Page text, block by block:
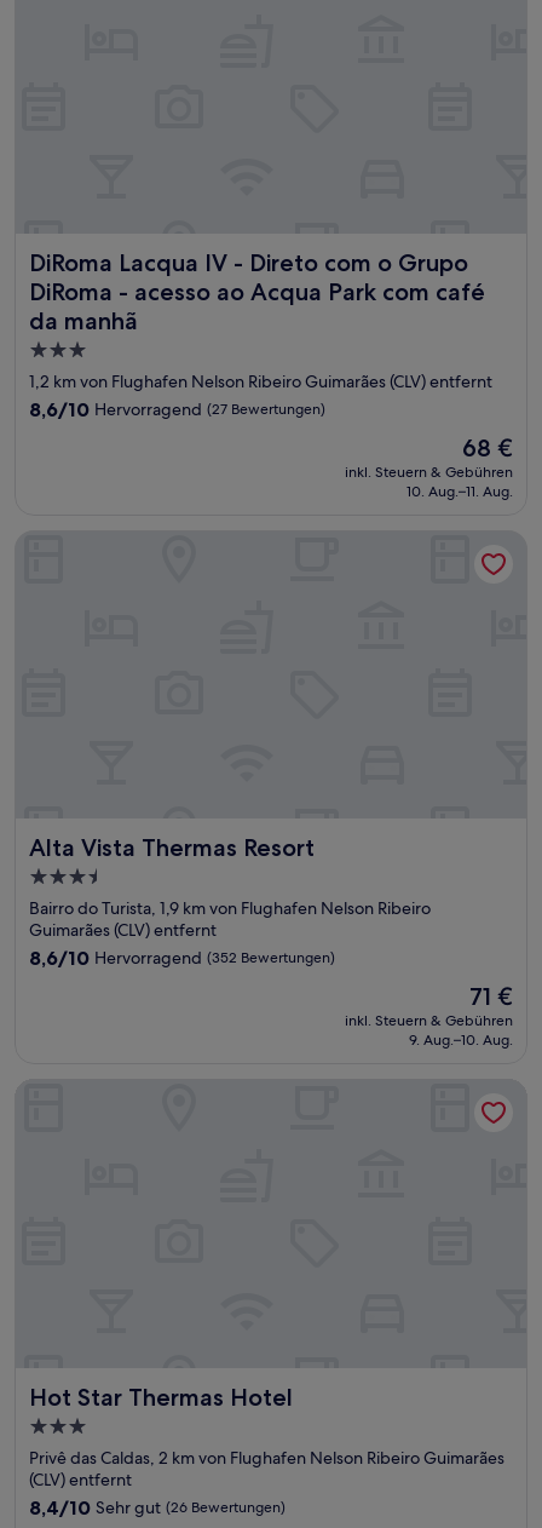
DiRoma Lacqua IV - Direto com o Grupo
DiRoma - acesso ao Acqua Park com café
da manhã
DiRoma Lacqua IV - Direto com o Grupo DiRoma - acesso
3.0-
Sterne-
Unterkunft
1,2 km von Flughafen Nelson Ribeiro Guimarães (CLV) entfernt
8.6
8,6/10 Hervorragend (27 Bewertungen)
Der
Preis
beträgt
68 €
inkl. Steuern & Gebühren
10. Aug.–11. Aug.
Alta Vista Thermas Resort
Alta Vista Thermas Resort
3.5-
Sterne-
Unterkunft
Bairro do Turista, 1,9 km von Flughafen Nelson Ribeiro
Guimarães (CLV) entfernt
8.6
8,6/10 Hervorragend (352 Bewertungen)
Der
Preis
beträgt
71 €
inkl. Steuern & Gebühren
9. Aug.–10. Aug.
Alta Vista Thermas Resort
Hot Star Thermas Hotel
Hot Star Thermas Hotel
3.0-
Sterne-
Unterkunft
Privê das Caldas, 2 km von Flughafen Nelson Ribeiro Guimarães
(CLV) entfernt
8.4
8,4/10 Sehr gut (26 Bewertungen)